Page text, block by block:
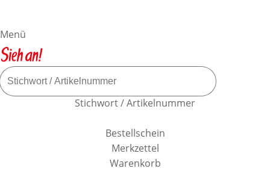
Menü
Stichwort / Artikelnummer
Bestellschein
Merkzettel
Warenkorb